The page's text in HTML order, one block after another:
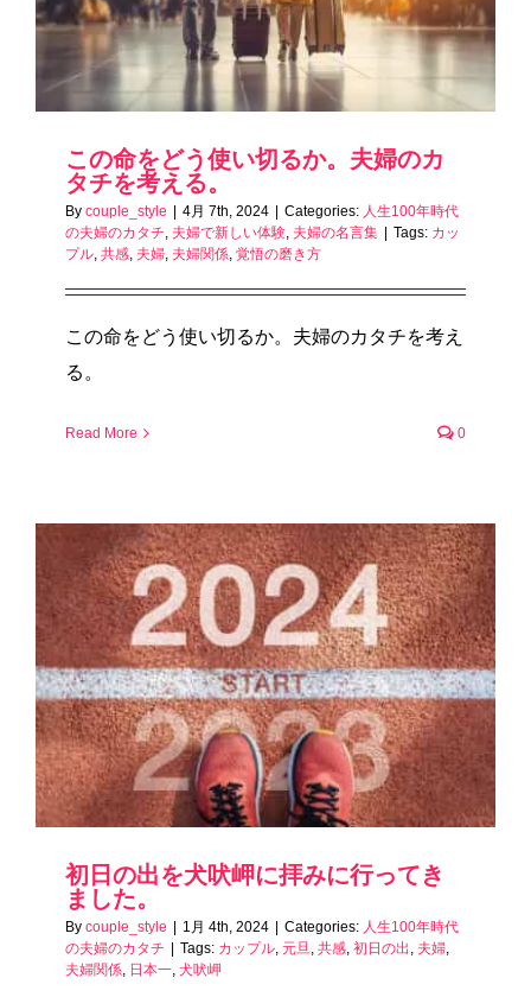
この命をどう使い切るか。夫婦のカ
タチを考える。
By couple_style 4月 7th, 2024 Categories: 人生100年時代
の夫婦のカタチ, 夫婦で新しい体験, 夫婦の名言集 Tags: カッ
プル, 共感, 夫婦, 夫婦関係, 覚悟の磨き方
この命をどう使い切るか。夫婦のカタチを考え
る。
Read More 0
初日の出を犬吠岬に拝みに行ってき
ました。
By couple_style 1月 4th, 2024 Categories: 人生100年時代
の夫婦のカタチ
Tags: カップル, 元旦, 共感, 初日の出 , 夫婦,
夫婦関係, 日本一, 犬吠岬